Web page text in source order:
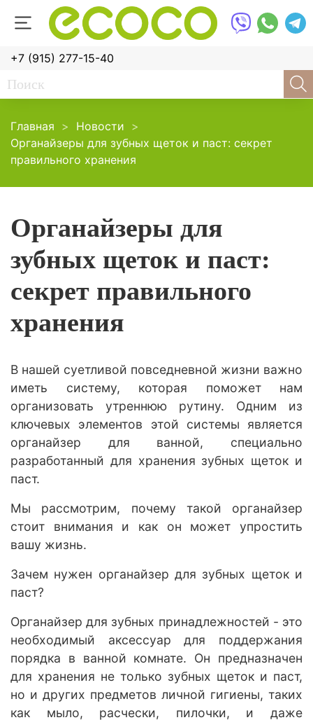
+7 (915) 277-15-40
Главная
Новости
Органайзеры для зубных щеток и паст: секрет
правильного хранения
Органайзеры для
зубных щеток и паст:
секрет правильного
хранения
В нашей суетливой повседневной жизни важно
иметь систему, которая поможет нам
организовать утреннюю рутину. Одним из
ключевых элементов этой системы является
органайзер для ванной, специально
разработанный для хранения зубных щеток и
паст.
Мы рассмотрим, почему такой органайзер
стоит внимания и как он может упростить
вашу жизнь.
Зачем нужен органайзер для зубных щеток и
паст?
Органайзер для зубных принадлежностей - это
необходимый аксессуар для поддержания
порядка в ванной комнате. Он предназначен
для хранения не только зубных щеток и паст,
но и других предметов личной гигиены, таких
как мыло, расчески, пилочки, и даже